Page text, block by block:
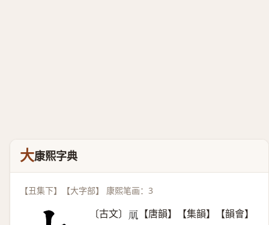
大康熙字典
【丑集下】【大字部】 康熙笔画：3
〔古文〕 𠘲
【唐韻】【集韻】【韻會】